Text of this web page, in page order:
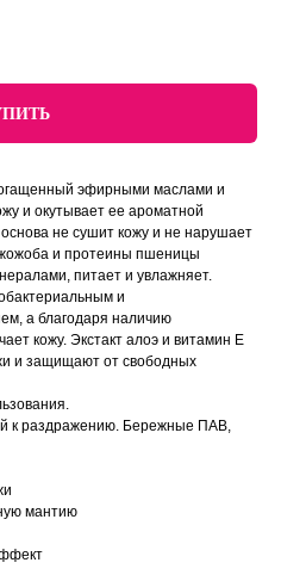
эфирными маслами и
и окутывает ее ароматной
не сушит кожу и не нарушает
и протеины пшеницы
питает и увлажняет.
и
а благодаря наличию
кожу. Экстакт алоэ и витамин Е
и защищают от свободных
к раздражению. Бережные ПАВ,
мантию